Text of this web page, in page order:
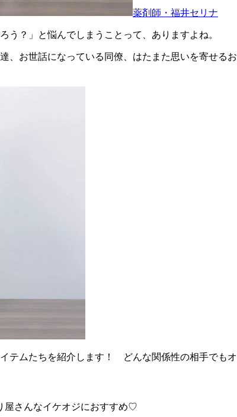
薬剤師・福井セリナ
？」と悩んでしまうことって、ありますよね。
お世話になっている同僚、はたまた思いを寄せる
テムたちを紹介します！ どんな関係性の相手でも
屋さんなイケオジにおすすめ♡